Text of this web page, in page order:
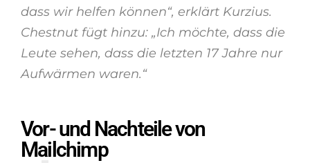
dass wir helfen können“, erklärt Kurzius.
Chestnut fügt hinzu: „Ich möchte, dass die
Leute sehen, dass die letzten 17 Jahre nur
Aufwärmen waren.“
Vor- und Nachteile von
Mailchimp